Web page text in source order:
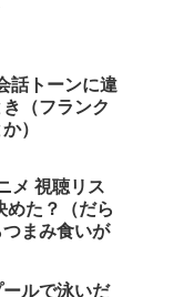
話トーンに違
（フランク
）
メ 視聴リス
めた？（だら
まみ食いが
ルで泳いだ